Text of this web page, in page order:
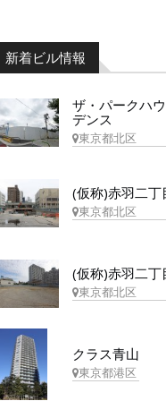
新着ビル情報
ザ・パークハ
デンス
東京都北区
(仮称)赤羽二
東京都北区
(仮称)赤羽二丁
東京都北区
クラス青山
東京都港区